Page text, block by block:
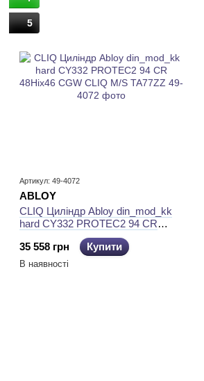
5
Артикул: 49-4072
ABLOY
CLIQ Циліндр Abloy din_mod_kk
hard CY332 PROTEC2 94 CR
48Hix46 CGW CLIQ M/S TA77ZZ
35 558 грн
Купити
В наявності